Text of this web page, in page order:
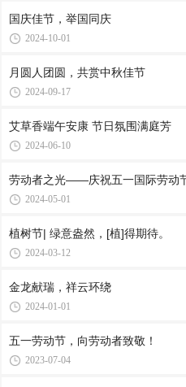
国庆佳节，举国同庆
2024-10-01
月圆人团圆，共赏中秋佳节
2024-09-17
艾草香端午安康 节日氛围满庭芳
2024-06-10
劳动者之光——庆祝五一国际劳动
2024-05-01
植树节| 绿意盎然，[植]得期待。
2024-03-12
金龙献瑞，祥云环绕
2024-01-01
五一劳动节，向劳动者致敬！
2023-07-04